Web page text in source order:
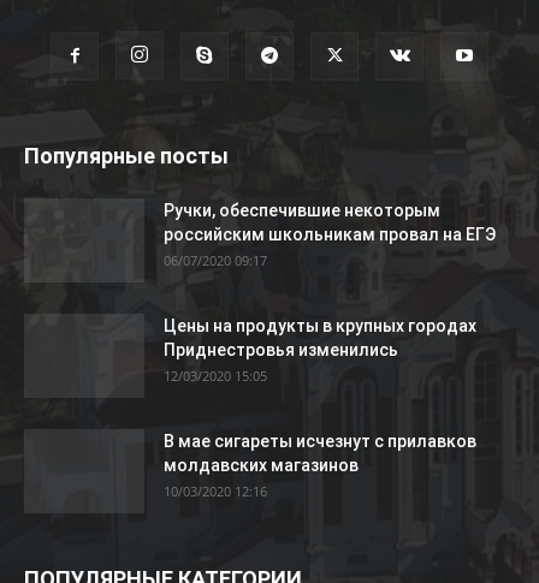
Популярные посты
Ручки, обеспечившие некоторым
российским школьникам провал на ЕГЭ
06/07/2020 09:17
Цены на продукты в крупных городах
Приднестровья изменились
12/03/2020 15:05
В мае сигареты исчезнут с прилавков
молдавских магазинов
10/03/2020 12:16